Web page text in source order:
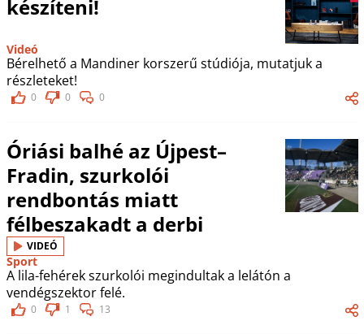
készíteni!
Videó
Bérelhető a Mandiner korszerű stúdiója, mutatjuk a
részleteket!
0 0 0
Óriási balhé az Újpest–
Fradin, szurkolói
rendbontás miatt
félbeszakadt a derbi
VIDEÓ
Sport
A lila-fehérek szurkolói megindultak a lelátón a
vendégszektor felé.
0 1 13